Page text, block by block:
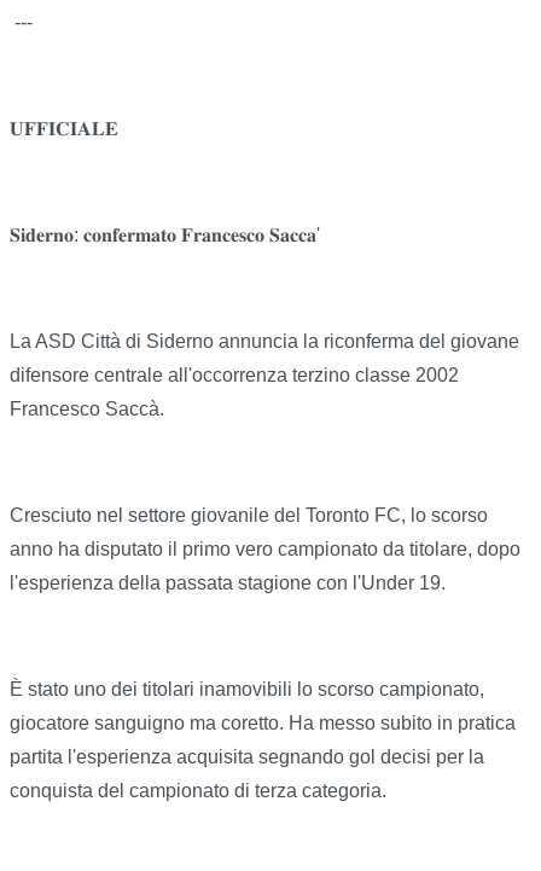
---
𝐔𝐅𝐅𝐈𝐂𝐈𝐀𝐋𝐄
𝐒𝐢𝐝𝐞𝐫𝐧𝐨: 𝐜𝐨𝐧𝐟𝐞𝐫𝐦𝐚𝐭𝐨 𝐅𝐫𝐚𝐧𝐜𝐞𝐬𝐜𝐨 𝐒𝐚𝐜𝐜𝐚'
La ASD Città di Siderno annuncia la riconferma del giovane
difensore centrale all'occorrenza terzino classe 2002
Francesco Saccà.
Cresciuto nel settore giovanile del Toronto FC, lo scorso
anno ha disputato il primo vero campionato da titolare, dopo
l'esperienza della passata stagione con l'Under 19.
È stato uno dei titolari inamovibili lo scorso campionato,
giocatore sanguigno ma coretto. Ha messo subito in pratica
partita l'esperienza acquisita segnando gol decisi per la
conquista del campionato di terza categoria.